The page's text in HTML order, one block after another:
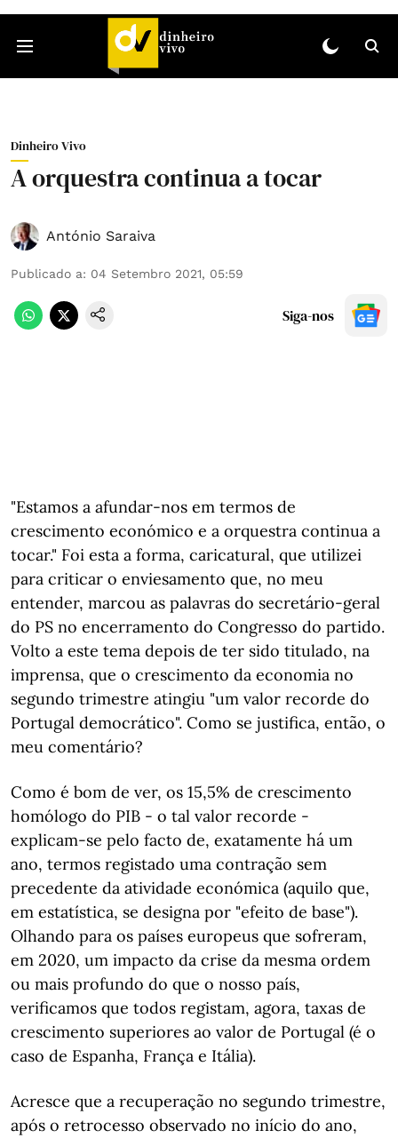
Dinheiro Vivo
A orquestra continua a tocar
António Saraiva
Publicado a: 04 Setembro 2021, 05:59
Siga-nos
"Estamos a afundar-nos em termos de
crescimento económico e a orquestra continua a
tocar." Foi esta a forma, caricatural, que utilizei
para criticar o enviesamento que, no meu
entender, marcou as palavras do secretário-geral
do PS no encerramento do Congresso do partido.
Volto a este tema depois de ter sido titulado, na
imprensa, que o crescimento da economia no
segundo trimestre atingiu "um valor recorde do
Portugal democrático". Como se justifica, então, o
meu comentário?
Como é bom de ver, os 15,5% de crescimento
homólogo do PIB - o tal valor recorde -
explicam-se pelo facto de, exatamente há um
ano, termos registado uma contração sem
precedente da atividade económica (aquilo que,
em estatística, se designa por "efeito de base").
Olhando para os países europeus que sofreram,
em 2020, um impacto da crise da mesma ordem
ou mais profundo do que o nosso país,
verificamos que todos registam, agora, taxas de
crescimento superiores ao valor de Portugal (é o
caso de Espanha, França e Itália).
Acresce que a recuperação no segundo trimestre,
após o retrocesso observado no início do ano,